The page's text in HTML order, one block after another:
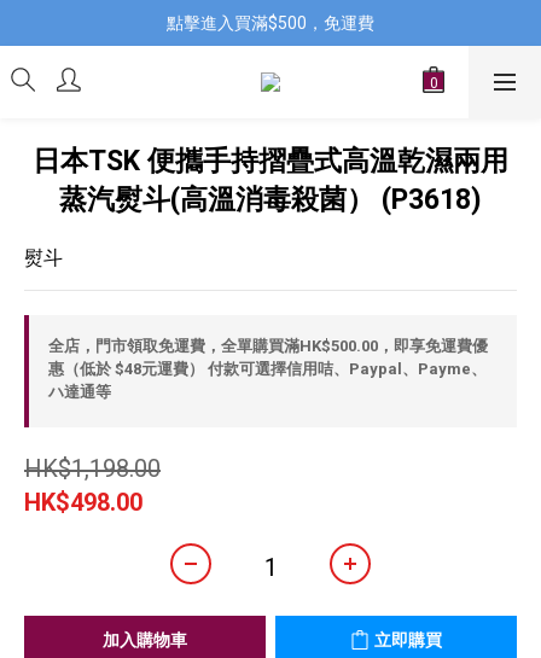
點擊進入買滿$500，免運費
日本TSK 便攜手持摺疊式高溫乾濕兩用
蒸汽熨斗(高溫消毒殺菌） (P3618)
熨斗
全店，門市領取免運費，全單購買滿HK$500.00，即享免運費優
惠（低於 $48元運費） 付款可選擇信用咭、Paypal、Payme、
ハ達通等
HK$1,198.00
HK$498.00
加入購物車 立即購買